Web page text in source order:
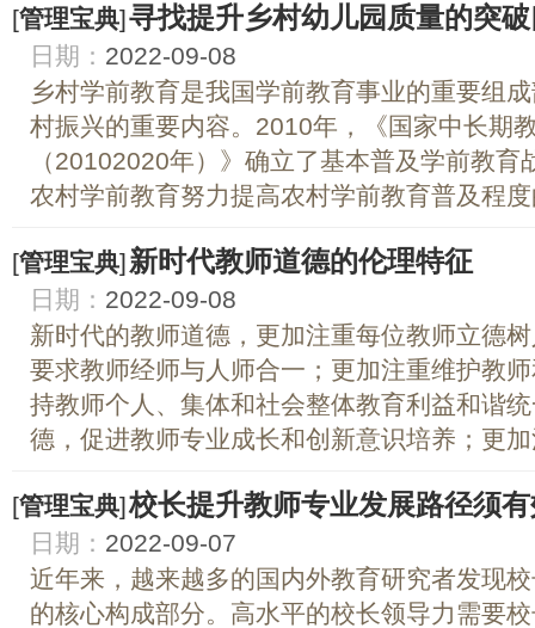
[管理宝典]寻找提升乡村幼儿园质量的突
日期： 2022-09-08
乡村学前教育是我国学前教育事业的重要组
村振兴的重要内容。2010年，《国家中长期
（20102020年）》确立了基本普及学前教
农村学前教育努力提高农村学前教育普及程
[管理宝典]新时代教师道德的伦理特征
日期： 2022-09-08
新时代的教师道德，更加注重每位教师立德
要求教师经师与人师合一；更加注重维护教
持教师个人、集体和社会整体教育利益和谐
德，促进教师专业成长和创新意识培养；更
[管理宝典]校长提升教师专业发展路径须
日期： 2022-09-07
近年来，越来越多的国内外教育研究者发现
的核心构成部分。高水平的校长领导力需要